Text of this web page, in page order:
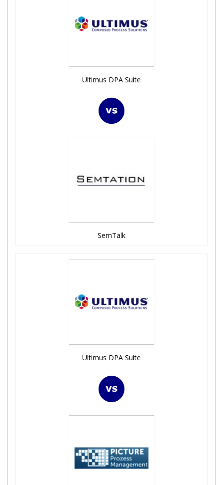
Ultimus DPA Suite
SemTalk
Ultimus DPA Suite